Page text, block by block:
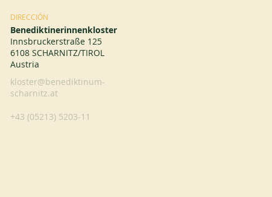
DIRECCIÓN
Benediktinerinnenkloster
Innsbruckerstraße 125
6108 SCHARNITZ/TIROL
Austria
kloster@benediktinum-
scharnitz.at
+43 (05213) 5203-11